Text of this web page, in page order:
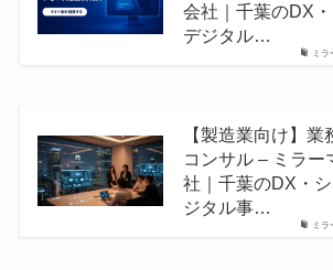
ミ
会社｜千葉のDX
デジタル…
ミ
【製造業向け】
コンサル – ミラー
社｜千葉のDX・
ジタル事…